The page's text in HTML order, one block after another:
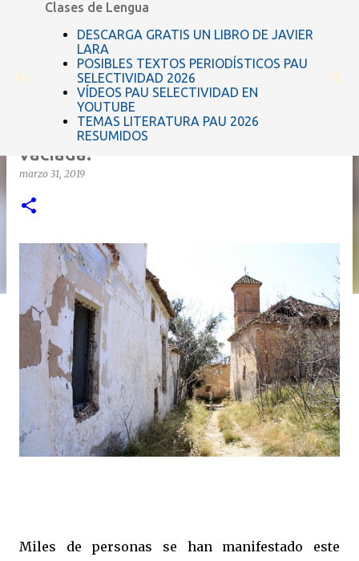
Clases de Lengua
DESCARGA GRATIS UN LIBRO DE JAVIER
LARA
POSIBLES TEXTOS PERIODÍSTICOS PAU
SELECTIVIDAD 2026
VÍDEOS PAU SELECTIVIDAD EN
YOUTUBE
TEMAS LITERATURA PAU 2026
RESUMIDOS
¿Sabes lo que es la "España
vaciada?
marzo 31, 2019
Miles de personas se han manifestado este